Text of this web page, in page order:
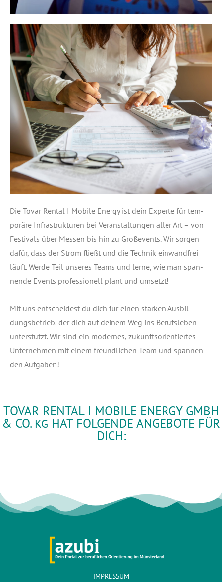
Die Tovar Ren­tal I Mobi­le Ener­gy ist dein Exper­te für tem­
po­rä­re Infra­struk­tu­ren bei Ver­an­stal­tun­gen aller Art – von
Fes­ti­vals über Mes­sen bis hin zu Gro­ße­vents. Wir sor­gen
dafür, dass der Strom fließt und die Tech­nik ein­wand­frei
läuft. Wer­de Teil unse­res Teams und ler­ne, wie man span­
nen­de Events pro­fes­sio­nell plant und umsetzt!
Mit uns ent­schei­dest du dich für einen star­ken Aus­bil­
dungs­be­trieb, der dich auf dei­nem Weg ins Berufs­le­ben
unter­stützt. Wir sind ein moder­nes, zukunfts­ori­en­tier­tes
Unter­neh­men mit einem freund­li­chen Team und span­nen­
den Aufgaben!
TOVAR RENTAL I MOBILE ENERGY GMBH
& CO. KG HAT FOLGENDE ANGEBOTE FÜR
DICH:
IMPRESSUM